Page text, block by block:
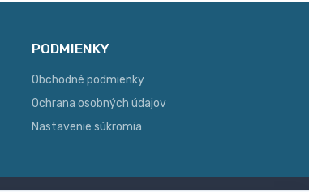
PODMIENKY
Obchodné podmienky
Ochrana osobných údajov
Nastavenie súkromia